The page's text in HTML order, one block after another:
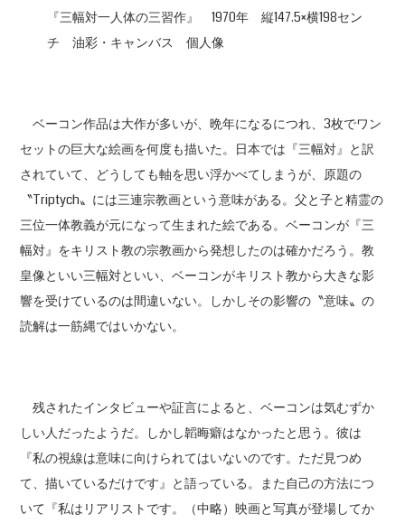
『三幅対一人体の三習作』 1970年 縦147.5×横198セン
チ 油彩・キャンバス 個人像
ベーコン作品は大作が多いが、晩年になるにつれ、3枚でワン
セットの巨大な絵画を何度も描いた。日本では『三幅対』と訳
されていて、どうしても軸を思い浮かべてしまうが、原題の
〝Triptych〟には三連宗教画という意味がある。父と子と精霊の
三位一体教義が元になって生まれた絵である。ベーコンが『三
幅対』をキリスト教の宗教画から発想したのは確かだろう。教
皇像といい三幅対といい、ベーコンがキリスト教から大きな影
響を受けているのは間違いない。しかしその影響の〝意味〟の
読解は一筋縄ではいかない。
残されたインタビューや証言によると、ベーコンは気むずか
しい人だったようだ。しかし韜晦癖はなかったと思う。彼は
『私の視線は意味に向けられてはいないのです。ただ見つめ
て、描いているだけです』と語っている。また自己の方法につ
いて『私はリアリストです。（中略）映画と写真が登場してか